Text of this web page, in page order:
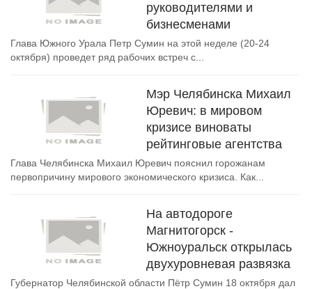
руководителями и
бизнесменами
Глава Южного Урала Петр Сумин на этой неделе (20-24
октября) проведет ряд рабочих встреч с...
Мэр Челябинска Михаил
Юревич: в мировом
кризисе виноваты
рейтинговые агентства
Глава Челябинска Михаил Юревич пояснил горожанам
первопричину мирового экономического кризиса. Как...
На автодороге
Магнитогорск -
Южноуральск открылась
двухуровневая развязка
Губернатор Челябинской области Пётр Сумин 18 октября дал